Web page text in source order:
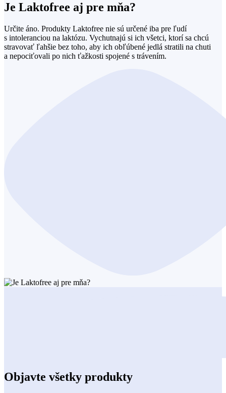
Je Laktofree aj pre mňa?
Určite áno. Produkty Laktofree nie sú určené iba pre ľudí
s intoleranciou na laktózu. Vychutnajú si ich všetci, ktorí sa chcú
stravovať ľahšie bez toho, aby ich obľúbené jedlá stratili na chuti
a nepociťovali po nich ťažkosti spojené s trávením.
Objavte všetky produkty